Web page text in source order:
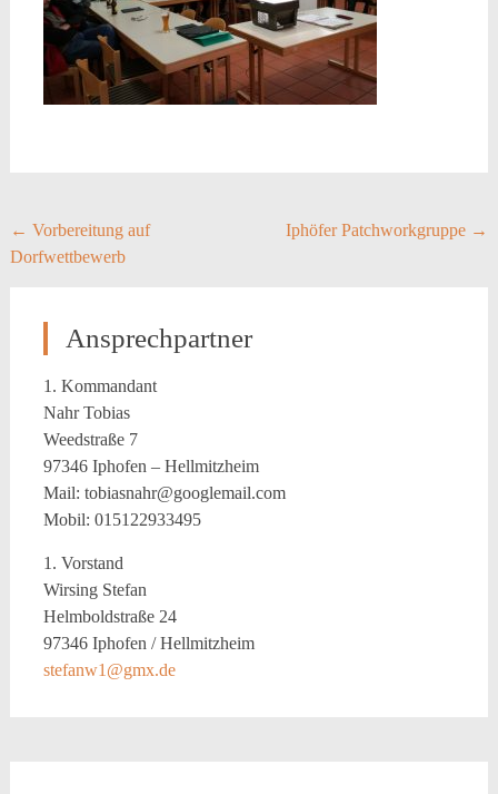
Post
navigation
← Vorbereitung auf
Dorfwettbewerb
Iphöfer Patchworkgruppe →
Ansprechpartner
1. Kommandant
Nahr Tobias
Weedstraße 7
97346 Iphofen – Hellmitzheim
Mail: tobiasnahr@googlemail.com
Mobil: 015122933495
1. Vorstand
Wirsing Stefan
Helmboldstraße 24
97346 Iphofen / Hellmitzheim
stefanw1@gmx.de